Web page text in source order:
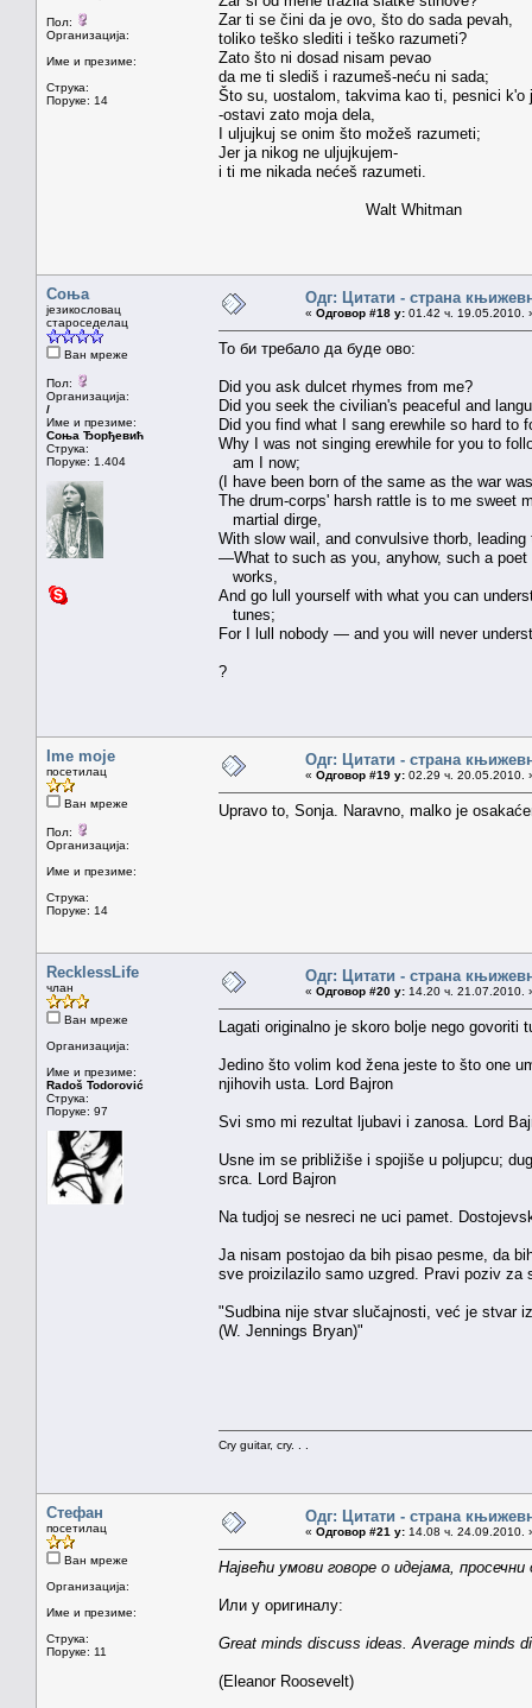
Пол:
Организација:
Име и презиме:
Струка:
Поруке: 14
Zar ti se čini da je ovo, što do sada pevah,
toliko teško slediti i teško razumeti?
Zato što ni dosad nisam pevao
da me ti slediš i razumeš-neću ni sada;
Što su, uostalom, takvima kao ti, pesnici k'o
-ostavi zato moja dela,
I uljujkuj se onim što možeš razumeti;
Jer ja nikog ne uljujkujem-
i ti me nikada nećeš razumeti.
Walt Whitman
Соња
језикословац
староседелац
Ван мреже
Пол:
Организација:
/
Име и презиме:
Соња Ђорђевић
Струка:
Поруке: 1.404
Одг: Цитати - страна
« Одговор #18 у: 01.42 ч. 19.05.2010.
То би требало да буде ово:
Did you ask dulcet rhymes from me?
Did you seek the civilian's peaceful and
Did you find what I sang erewhile so hard to
Why I was not singing erewhile for you to
am I now;
(I have been born of the same as the war
The drum-corps' harsh rattle is to me sweet
martial dirge,
With slow wail, and convulsive thorb,
—What to such as you, anyhow, such a
works,
And go lull yourself with what you can
tunes;
For I lull nobody — and you will never
?
Ime moje
посетилац
Ван мреже
Пол:
Организација:
Име и презиме:
Струка:
Поруке: 14
Одг: Цитати - страна
« Одговор #19 у: 02.29 ч. 20.05.2010.
Upravo to, Sonja. Naravno, malko je
RecklessLife
члан
Ван мреже
Организација:
Име и презиме:
Radoš Todorović
Струка:
Поруке: 97
Одг: Цитати - страна
« Одговор #20 у: 14.20 ч. 21.07.2010.
Lagati originalno je skoro bolje nego
Jedino što volim kod žena jeste to što one
njihovih usta. Lord Bajron
Svi smo mi rezultat ljubavi i zanosa. Lord
Usne im se približiše i spojiše u poljupcu;
srca. Lord Bajron
Na tudjoj se nesreci ne uci pamet.
Ja nisam postojao da bih pisao pesme, da
sve proizilazilo samo uzgred. Pravi poziv za
"Sudbina nije stvar slučajnosti, već je stvar
(W. Jennings Bryan)"
Cry guitar, cry. . .
Стефан
посетилац
Ван мреже
Организација:
Име и презиме:
Струка:
Поруке: 11
Одг: Цитати - страна
« Одговор #21 у: 14.08 ч. 24.09.2010.
Највећи умови говоре о идејама,
Или у оригиналу:
Great minds discuss ideas. Average minds
(Eleanor Roosevelt)